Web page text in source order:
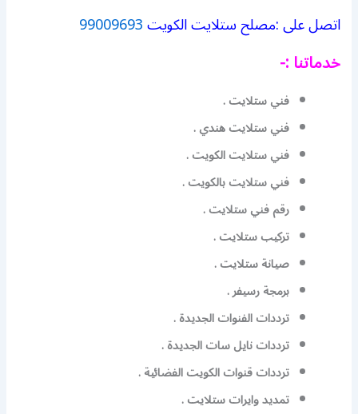
اتصل على :مصلح ستلايت الكويت99009693
خدماتنا :-
فني ستلايت .
فني ستلايت هندي .
فني ستلايت الكويت .
فني ستلايت بالكويت .
رقم فني ستلايت .
تركيب ستلايت .
صيانة ستلايت .
برمجة رسيفر .
ترددات الفنوات الجديدة .
ترددات نايل سات الجديدة .
ترددات قنوات الكويت الفضائية .
تمديد وايرات ستلايت .